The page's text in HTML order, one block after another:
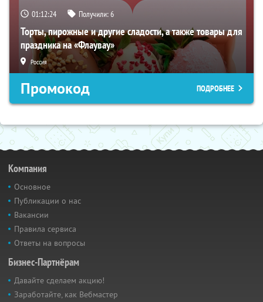
01:12:24 Получили:6
Торты, пирожные и другие сладости, а также товары для
праздника на «Флаувау»
Россия
Промокод ПОДРОБНЕЕ
Компания
Основное
Публикации о нас
Вакансии
Правила сервиса
Ответы на вопросы
Бизнес-Партнёрам
Давайте сделаем акцию!
Заработайте, как Вебмастер